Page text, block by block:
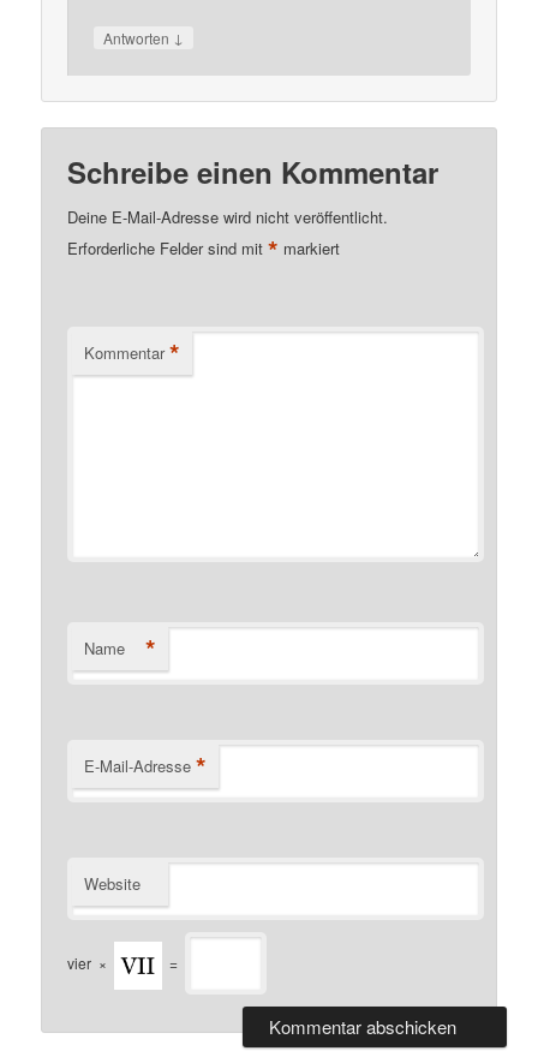
Antworten ↓
Schreibe einen Kommentar
Deine E-Mail-Adresse wird nicht veröffentlicht.
Erforderliche Felder sind mit* markiert
Kommentar *
Name *
E-Mail-Adresse *
Website
vier × =